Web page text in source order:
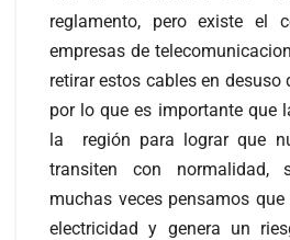
reglamento, pero existe el
empresas de
retirar estos cables en
por lo que es importante que
la región para lograr que
transiten con normalidad,
muchas veces pensamos
electricidad y genera un